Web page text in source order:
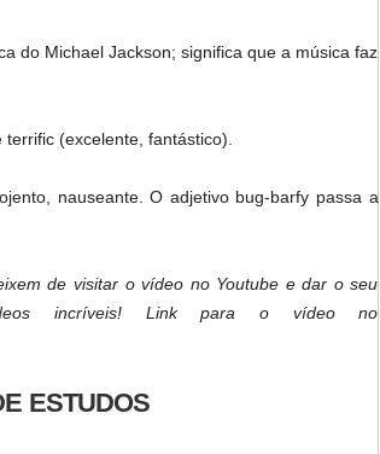
do Michael Jackson; significa que a música faz
(excelente, fantástico).
nauseante. O adjetivo bug-barfy passa a
de visitar o vídeo no Youtube e dar o seu
incríveis! Link para o vídeo no
ESTUDOS